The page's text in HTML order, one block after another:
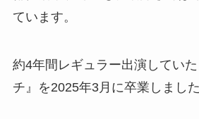
ています。
約4年間レギュラー出演してい
チ』を2025年3月に卒業しました